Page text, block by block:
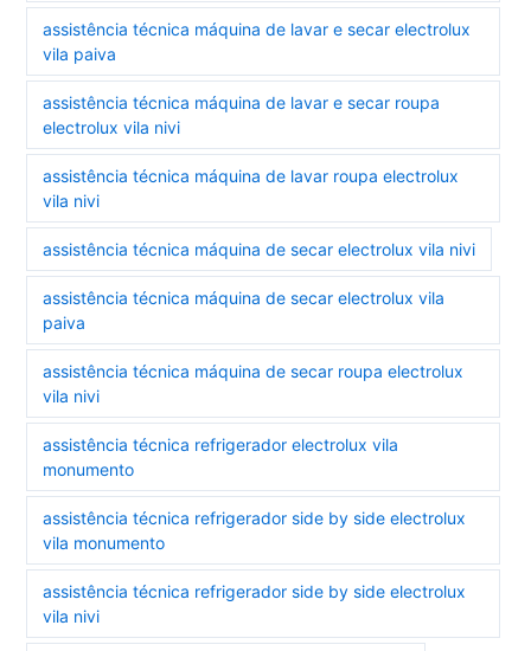
assistência técnica máquina de lavar e secar electrolux
vila paiva
assistência técnica máquina de lavar e secar roupa
electrolux vila nivi
assistência técnica máquina de lavar roupa electrolux
vila nivi
assistência técnica máquina de secar electrolux vila nivi
assistência técnica máquina de secar electrolux vila
paiva
assistência técnica máquina de secar roupa electrolux
vila nivi
assistência técnica refrigerador electrolux vila
monumento
assistência técnica refrigerador side by side electrolux
vila monumento
assistência técnica refrigerador side by side electrolux
vila nivi